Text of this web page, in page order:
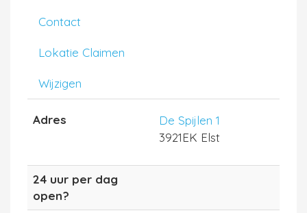
Contact
Lokatie Claimen
Wijzigen
Adres
De Spijlen 1
3921EK Elst
24 uur per dag
open?